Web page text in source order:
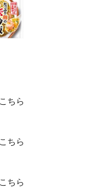
ちら
ちら
ちら